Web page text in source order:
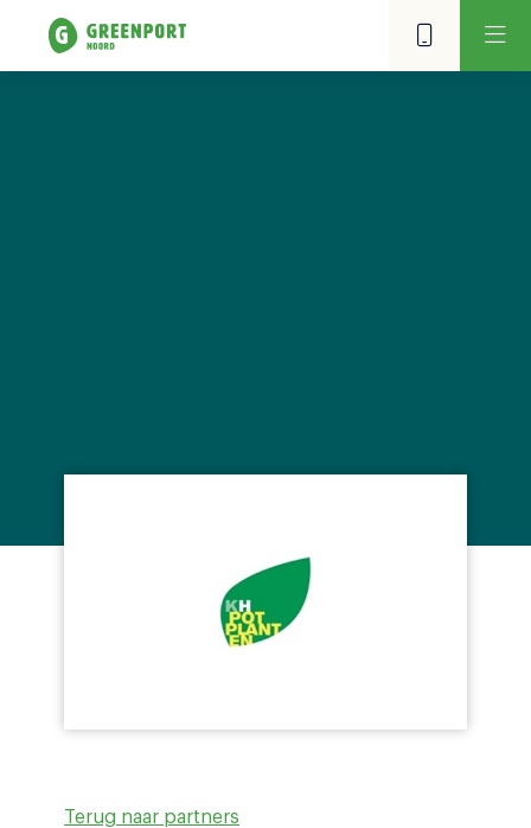
Terug naar partners